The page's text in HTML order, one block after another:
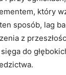
który
sposób, lag
z
do